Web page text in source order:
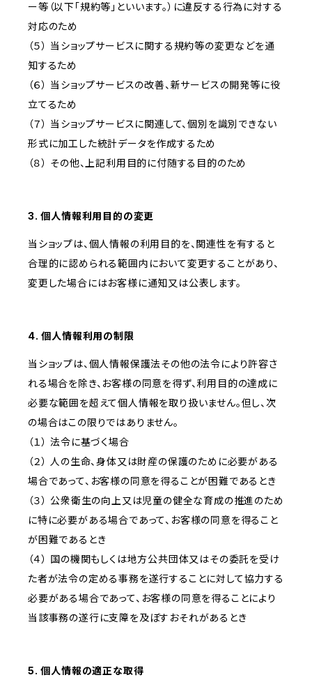
ー等（以下「規約等」といいます。）に違反する行為に対する
対応のため
（５） 当ショップサービスに関する規約等の変更などを通
知するため
（６） 当ショップサービスの改善、新サービスの開発等に役
立てるため
（７） 当ショップサービスに関連して、個別を識別できない
形式に加工した統計データを作成するため
（８） その他、上記利用目的に付随する目的のため
3. 個人情報利用目的の変更
当ショップは、個人情報の利用目的を、関連性を有すると
合理的に認められる範囲内において変更することがあり、
変更した場合にはお客様に通知又は公表します。
4. 個人情報利用の制限
当ショップは、個人情報保護法その他の法令により許容さ
れる場合を除き、お客様の同意を得ず、利用目的の達成に
必要な範囲を超えて個人情報を取り扱いません。但し、次
の場合はこの限りではありません。
（１） 法令に基づく場合
（２） 人の生命、身体又は財産の保護のために必要がある
場合であって、お客様の同意を得ることが困難であるとき
（３） 公衆衛生の向上又は児童の健全な育成の推進のため
に特に必要がある場合であって、お客様の同意を得ること
が困難であるとき
（４） 国の機関もしくは地方公共団体又はその委託を受け
た者が法令の定める事務を遂行することに対して協力する
必要がある場合であって、お客様の同意を得ることにより
当該事務の遂行に支障を及ぼすおそれがあるとき
5. 個人情報の適正な取得